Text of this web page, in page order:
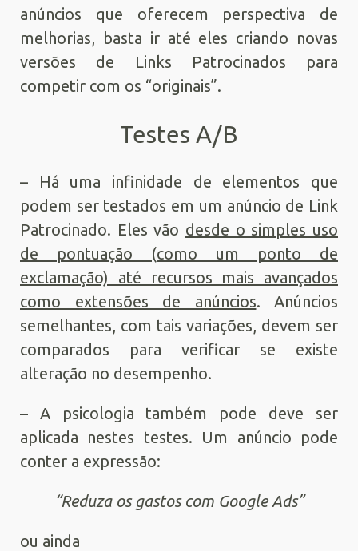
anúncios que oferecem perspectiva de
melhorias, basta ir até eles criando novas
versões de Links Patrocinados para
competir com os “originais”.
Testes A/B
– Há uma infinidade de elementos que
podem ser testados em um anúncio de Link
Patrocinado. Eles vão desde o simples uso
de pontuação (como um ponto de
exclamação) até recursos mais avançados
como extensões de anúncios. Anúncios
semelhantes, com tais variações, devem ser
comparados para verificar se existe
alteração no desempenho.
– A psicologia também pode deve ser
aplicada nestes testes. Um anúncio pode
conter a expressão:
“Reduza os gastos com Google Ads”
ou ainda